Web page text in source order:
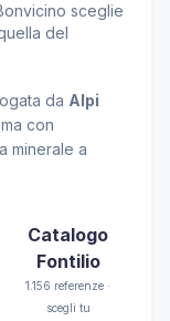
sceglie
del
da Alpi
con
minerale a
Catalogo
Fontilio
1.156 referenze ·
scegli tu